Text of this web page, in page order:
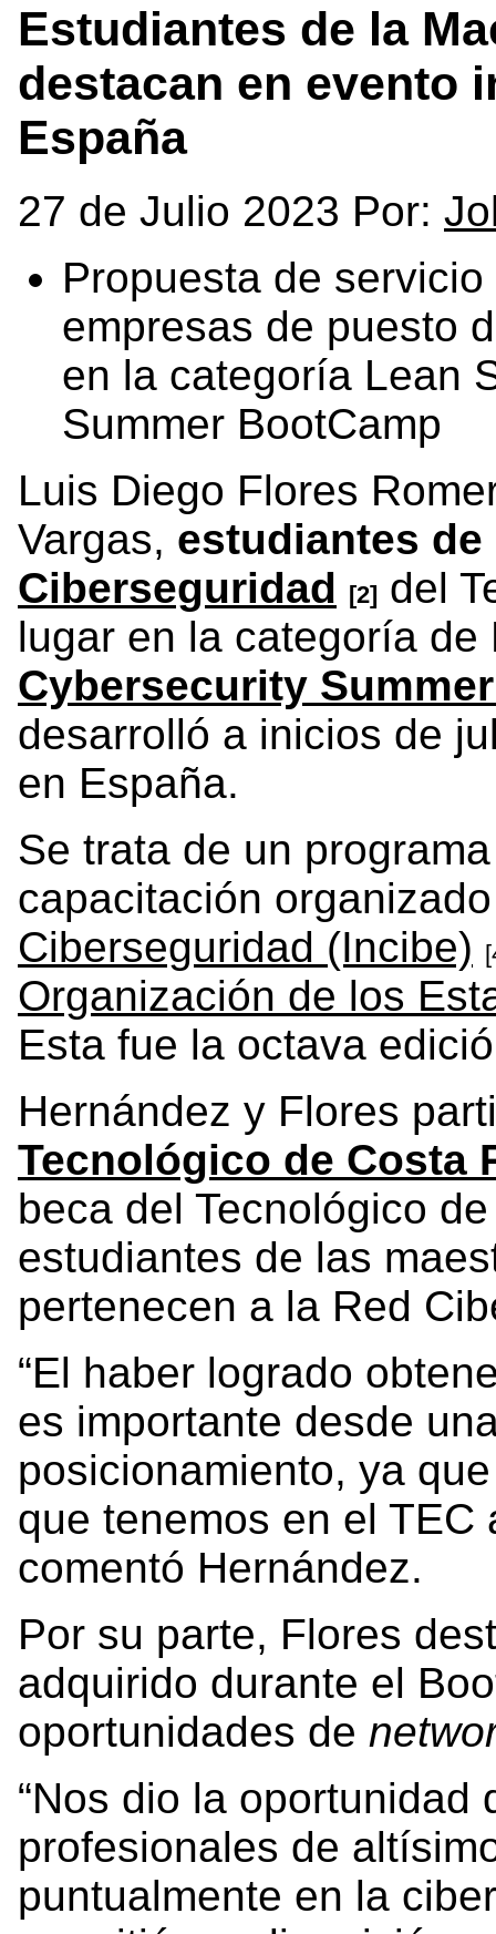
Estudiantes de la
destacan en evento
España
27 de Julio 2023 Por:
Propuesta de
empresas de puesto
en la categoría Lean
Summer BootCamp
Luis Diego Flores
Vargas, estudiantes
Ciberseguridad [2] del
lugar en la categoría
Cybersecurity
desarrolló a inicios de
en España.
Se trata de un
capacitación
Ciberseguridad (Incibe)
Organización de los
Esta fue la octava
Hernández y Flores
Tecnológico de Costa
beca del Tecnológico
estudiantes de las
pertenecen a la Red
“El haber logrado
es importante desde
posicionamiento, ya
que tenemos en el TEC
comentó Hernández.
Por su parte, Flores
adquirido durante el
oportunidades de
“Nos dio la oportunidad
profesionales de
puntualmente en la